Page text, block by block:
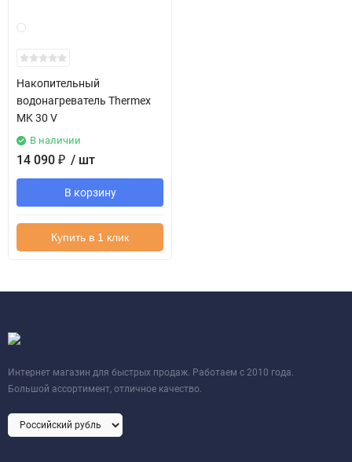
Накопительный
водонагреватель Thermex
MK 30 V
В наличии
14 090 ₽ / шт
В корзину
Купить в 1 клик
Интернет магазин для быстрых продаж. Работаем с 2010 года.
Большой ассортимент, отличное качество.